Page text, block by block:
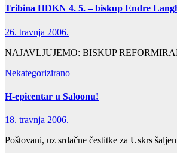
Tribina HDKN 4. 5. – biskup Endre
26. travnja 2006.
NAJAVLJUJEMO: BISKUP
Nekategorizirano
H-epicentar u Saloonu!
18. travnja 2006.
Poštovani, uz srdačne čestitke za Uskrs